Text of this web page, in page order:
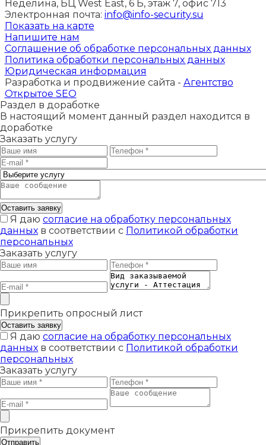
Неделина, БЦ West East, 6 Б, этаж 7, офис 713
Электронная почта: info@info-security.su
Показать на карте
Напишите нам
Соглашение об обработке персональных данных
Политика обработки персональных данных
Юридическая информация
Разработка и продвижение сайта - Агентство
Открытое SEO
Раздел в доработке
В настоящий момент данный раздел находится в
доработке
Заказать услугу
Оставить заявку
Я даю согласие на обработку персональных
данных в соответствии с Политикой обработки
персональных
Заказать услугу
Прикрепить опросный лист
Оставить заявку
Я даю согласие на обработку персональных
данных в соответствии с Политикой обработки
персональных
Заказать услугу
Прикрепить документ
Отправить